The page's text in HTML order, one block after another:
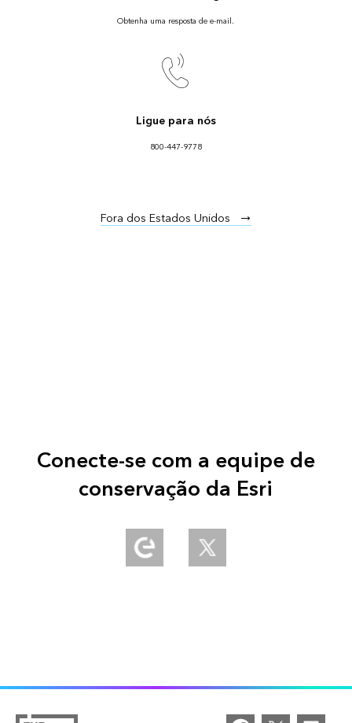
Obtenha uma resposta de e-mail.
Ligue para nós
800-447-9778
Fora dos Estados Unidos
Conecte-se com a equipe de
conservação da Esri
Explore our Esri Community
Follow us on Twitter